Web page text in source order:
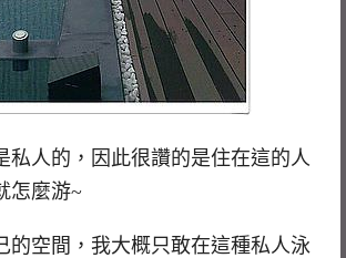
私人的，因此很讚的是住在這的人
怎麼游~
的空間，我大概只敢在這種私人泳